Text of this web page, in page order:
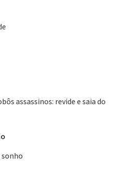
assassinos: revide e saia do